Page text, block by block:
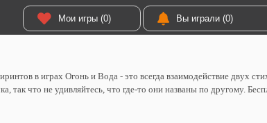
Мои игры (0) Вы играли (0)
в играх Огонь и Вода - это всегда взаимодействие двух
так что не удивляйтесь, что где-то они названы по другому.